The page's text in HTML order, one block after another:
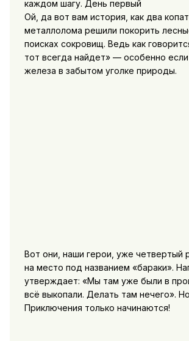
Ой, да вот вам история, как два
металлолома решили покорить
поисках сокровищ. Ведь как
тот всегда найдет» — особенно если
железа в забытом уголке природы.
Вот они, наши герои, уже четвертый
на место под названием «бараки».
утверждает: «Мы там уже были в
всё выкопали. Делать там нечего».
Приключения только начинаются!